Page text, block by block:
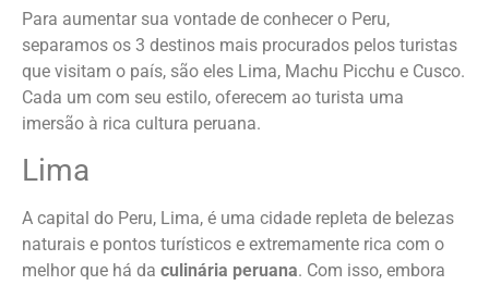
Para aumentar sua vontade de conhecer o Peru,
separamos os 3 destinos mais procurados pelos turistas
que visitam o país, são eles Lima, Machu Picchu e Cusco.
Cada um com seu estilo, oferecem ao turista uma
imersão à rica cultura peruana.
Lima
A capital do Peru, Lima, é uma cidade repleta de belezas
naturais e pontos turísticos e extremamente rica com o
melhor que há da culinária peruana. Com isso, embora